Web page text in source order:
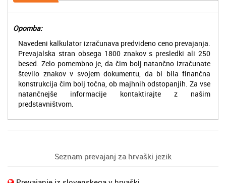
Opomba:
Navedeni kalkulator izračunava predvideno ceno prevajanja.
Prevajalska stran obsega 1800 znakov s presledki ali 250
besed. Zelo pomembno je, da čim bolj natančno izračunate
število znakov v svojem dokumentu, da bi bila finančna
konstrukcija čim bolj točna, ob majhnih odstopanjih. Za vse
natančnejše informacije kontaktirajte z našim
predstavništvom.
Seznam prevajanj za hrvaški jezik